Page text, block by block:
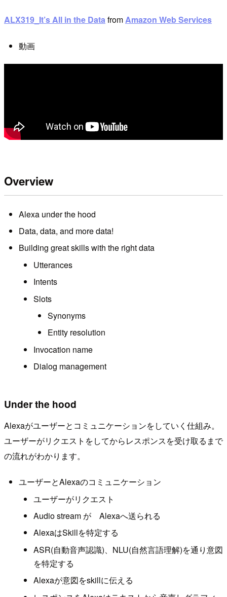
ALX319_It’s All in the DatafromAmazon Web Services
動画
Overview
Alexa under the hood
Data, data, and more data!
Building great skills with the right data
Utterances
Intents
Slots
Synonyms
Entity resolution
Invocation name
Dialog management
Under the hood
Alexaがユーザーとコミュニケーションをしていく仕組み。
ユーザーがリクエストをしてからレスポンスを受け取るまで
の流れがわかります。
ユーザーとAlexaのコミュニケーション
ユーザーがリクエスト
Audio stream が Alexaへ送られる
AlexaはSkillを特定する
ASR(自動音声認識)、NLU(自然言語理解)を通り意図
を特定する
Alexaが意図をskillに伝える